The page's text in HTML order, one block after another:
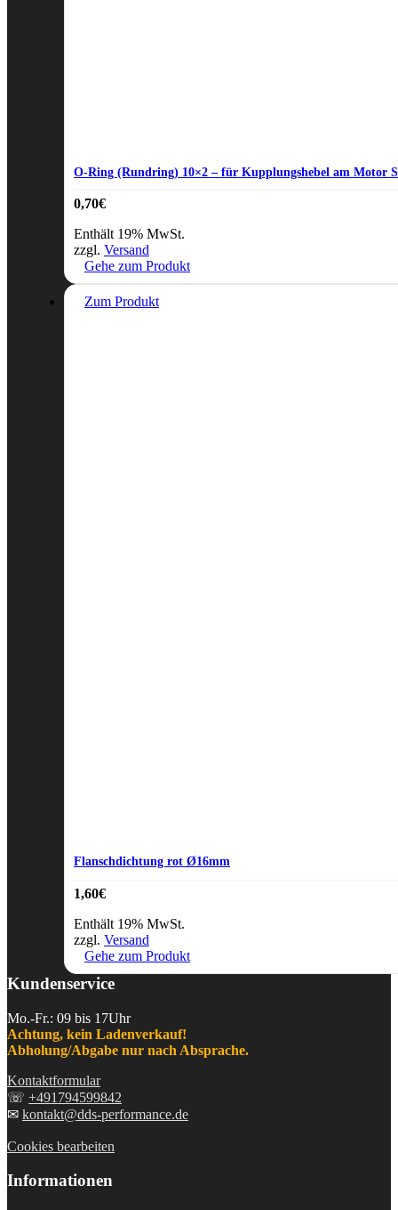
O-Ring (Rundring) 10×2 – für Kupplungshebel am Motor
0,70€
Enthält 19% MwSt.
zzgl. Versand
Gehe zum Produkt
Zum Produkt
Flanschdichtung rot Ø16mm
1,60€
Enthält 19% MwSt.
zzgl. Versand
Gehe zum Produkt
Kundenservice
Mo.-Fr.: 09 bis 17Uhr
Achtung, kein Ladenverkauf!
Abholung/Abgabe nur nach Absprache.
Kontaktformular
☏ +491794599842
✉ kontakt@dds-performance.de
Cookies bearbeiten
Informationen